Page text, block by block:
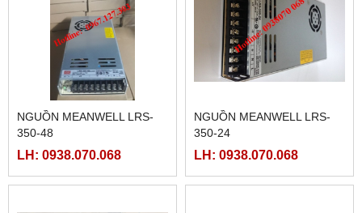
NGUỒN MEANWELL LRS-
350-48
LH: 0938.070.068
NGUỒN MEANWELL LRS-
350-24
LH: 0938.070.068